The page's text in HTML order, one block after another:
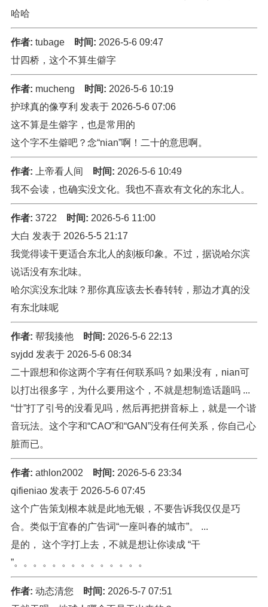
哈哈
作者: tubage 时间: 2026-5-6 09:47
廿四桥，这个不算生僻字
作者: mucheng 时间: 2026-5-6 10:19
护球真的像亨利 发表于 2026-5-6 07:06
这不算是生僻字，也是常用的
这个字不生僻吧？念“nian”啊！二十的意思啊。
作者: 上帝看人间 时间: 2026-5-6 10:49
我不会读，也确实没文化。我也不喜欢有文化的东北人。
作者: 3722 时间: 2026-5-6 11:00
大白 发表于 2026-5-5 21:17
我觉得读干更适合东北人的刻板印象。不过，据说哈尔滨
说话没有东北味。
哈尔滨没东北味？那你真应该去长春转转，那边才真的没
有东北味呢
作者: 帮我揍他 时间: 2026-5-6 22:13
syjdd 发表于 2026-5-6 08:34
二十跟想和你这两个字有任何联系吗？如果没有，nian可
以打出很多字，为什么要用这个，不就是想制造话题吗 ...
“廿”打了引号的没看见吗，然后再把拼音标上，就是一个谐
音玩法。这个字和“CAO”和“GAN”没有任何关系，你自己心
脏而已。
作者: athlon2002 时间: 2026-5-6 23:34
qifieniao 发表于 2026-5-6 07:45
这个广告策划根本就是此地无银，不要告诉我仅仅是巧
合。类似于宜春的广告词“一座叫春的城市”。 ...
是的， 这个字打上去，不就是想让你读成 “干
”。。。。。。。。。。。。。。
作者: 动态清您 时间: 2026-5-7 07:51